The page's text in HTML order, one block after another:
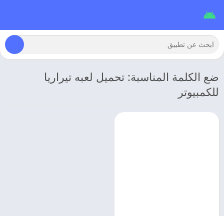
ضع الكلمة المناسبة: تحميل لعبه تيراريا
للكمبيوتر